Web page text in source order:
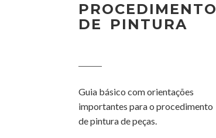
PROCEDIMENTO
DE PINTURA
Guia básico com orientações
importantes para o procedimento
de pintura de peças.